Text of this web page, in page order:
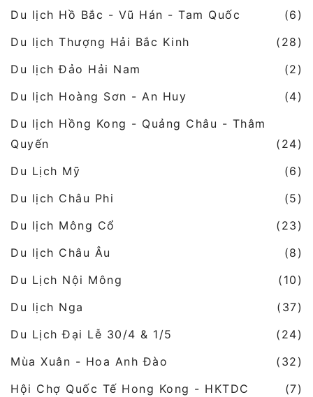
Du lịch Hồ Bắc - Vũ Hán - Tam Quốc
(6)
Du lịch Thượng Hải Bắc Kinh
(28)
Du lịch Đảo Hải Nam
(2)
Du lịch Hoàng Sơn - An Huy
(4)
Du lịch Hồng Kong - Quảng Châu - Thâm
Quyến
(24)
Du Lịch Mỹ
(6)
Du lịch Châu Phi
(5)
Du lịch Mông Cổ
(23)
Du lịch Châu Âu
(8)
Du Lịch Nội Mông
(10)
Du lịch Nga
(37)
Du Lịch Đại Lễ 30/4 & 1/5
(24)
Mùa Xuân - Hoa Anh Đào
(32)
Hội Chợ Quốc Tế Hong Kong - HKTDC
(7)